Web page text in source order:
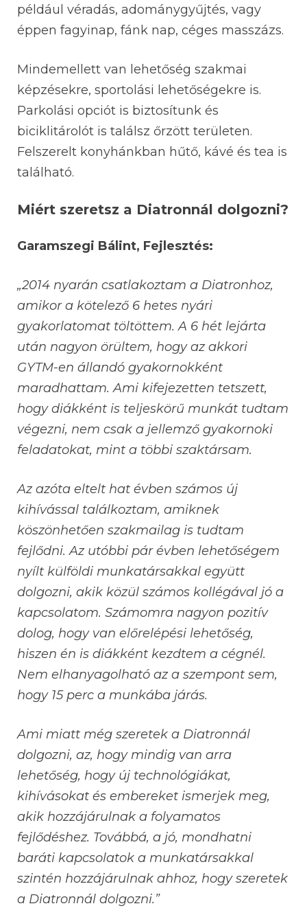
például véradás, adománygyűjtés, vagy
éppen fagyinap, fánk nap, céges masszázs.
Mindemellett van lehetőség szakmai
képzésekre, sportolási lehetőségekre is.
Parkolási opciót is biztosítunk és
biciklitárolót is találsz őrzött területen.
Felszerelt konyhánkban hűtő, kávé és tea is
található.
Miért szeretsz a Diatronnál dolgozni?
Garamszegi Bálint, Fejlesztés:
„2014 nyarán csatlakoztam a Diatronhoz,
amikor a kötelező 6 hetes nyári
gyakorlatomat töltöttem. A 6 hét lejárta
után nagyon örültem, hogy az akkori
GYTM-en állandó gyakornokként
maradhattam. Ami kifejezetten tetszett,
hogy diákként is teljeskörű munkát tudtam
végezni, nem csak a jellemző gyakornoki
feladatokat, mint a többi szaktársam.
Az azóta eltelt hat évben számos új
kihívással találkoztam, amiknek
köszönhetően szakmailag is tudtam
fejlődni. Az utóbbi pár évben lehetőségem
nyílt külföldi munkatársakkal együtt
dolgozni, akik közül számos kollégával jó a
kapcsolatom. Számomra nagyon pozitív
dolog, hogy van előrelépési lehetőség,
hiszen én is diákként kezdtem a cégnél.
Nem elhanyagolható az a szempont sem,
hogy 15 perc a munkába járás.
Ami miatt még szeretek a Diatronnál
dolgozni, az, hogy mindig van arra
lehetőség, hogy új technológiákat,
kihívásokat és embereket ismerjek meg,
akik hozzájárulnak a folyamatos
fejlődéshez. Továbbá, a jó, mondhatni
baráti kapcsolatok a munkatársakkal
szintén hozzájárulnak ahhoz, hogy szeretek
a Diatronnál dolgozni.”